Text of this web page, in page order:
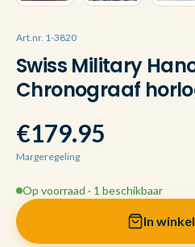
Art.nr. 1-3820
Swiss Military
Chronograaf
€179.95
Margeregeling
Op voorraad · 1 beschikbaar
In